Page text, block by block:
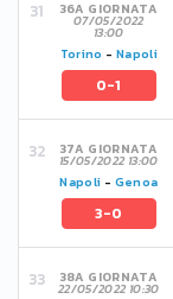
36A GIORNATA
07/05/2022
13:00
Torino - Napoli
0-1
37A GIORNATA
15/05/2022 13:00
Napoli - Genoa
3-0
38A GIORNATA
22/05/2022 10:30